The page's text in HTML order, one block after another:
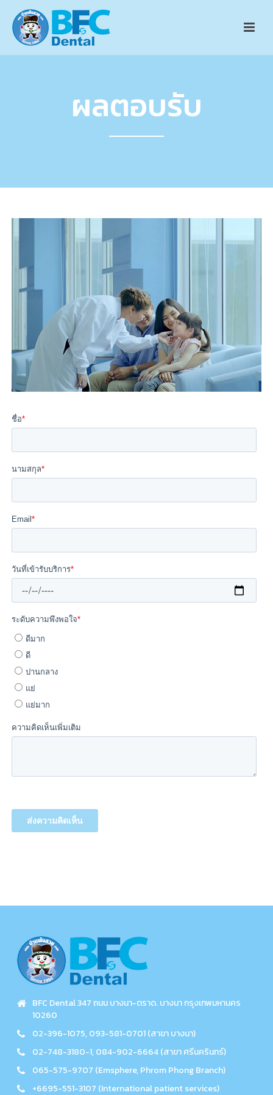
ผลตอบรับ
BFC Dental 347 ถนน บางนา-ตราด. บางนา กรุงเทพมหานคร
10260
02-396-1075, 093-581-0701 (สาขา บางนา)
02-748-3180-1, 084-902-6664 (สาขา ศรีนครินทร์)
065-575-9707 (Emsphere, Phrom Phong Branch)
+6695-551-3107 (International patient services)